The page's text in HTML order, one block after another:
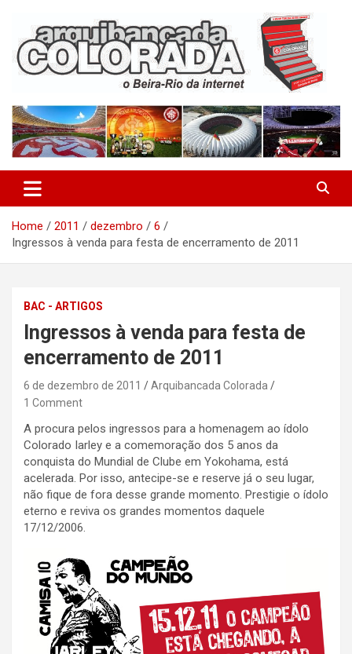
content
Arquibancada Colorada
Home 2011 dezembro
6
Ingressos à venda para festa de encerramento de 2011
BAC - ARTIGOS
Ingressos à venda para festa de
encerramento de 2011
6 de dezembro de 2011
Arquibancada Colorada
1 Comment
A procura pelos ingressos para a homenagem ao ídolo
Colorado Iarley e a comemoração dos 5 anos da
conquista do Mundial de Clube em Yokohama, está
acelerada. Por isso, antecipe-se e reserve já o seu lugar,
não fique de fora desse grande momento. Prestigie o ídolo
eterno e reviva os grandes momentos daquele
17/12/2006.